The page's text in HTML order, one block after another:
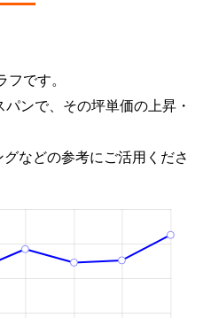
です。
ンで、その坪単価の上昇・
などの参考にご活用くださ